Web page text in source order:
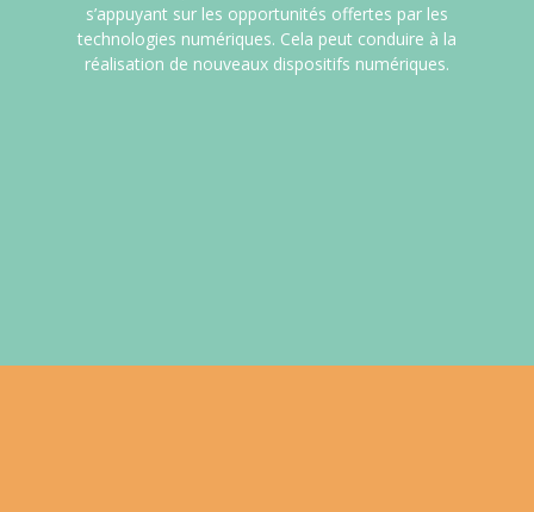
s’appuyant sur les opportunités offertes par les
technologies numériques. Cela peut conduire à la
réalisation de nouveaux dispositifs numériques.